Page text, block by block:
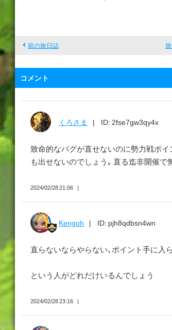
ん
前の旅日誌
コメント
くろさま ID: 2fse7gw3qy4x
致命的なバグが直せないのに勢力戦ポ
も出せないのでしょう。直る迄非開催
2024/02/28 21:06
Kengoh ID: pjh8qdbsn4wn
直らないならやらない、ポイント手に
という人がどれだけいるんでしょう
2024/02/28 23:16